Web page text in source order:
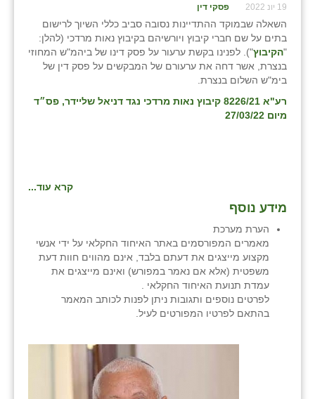
19 יונ 2022 פסקי דין
השאלה שבמוקד ההתדיינות נסובה סביב כללי השיוך לרישום
בתים על שם חברי קיבוץ ויורשיהם בקיבוץ נאות מרדכי (להלן:
"הקיבוץ"). לפנינו בקשת ערעור על פסק דינו של ביהמ"ש המחוזי
בנצרת, אשר דחה את ערעורם של המבקשים על פסק דין של
בימ"ש השלום בנצרת.
רע"א 8226/21 קיבוץ נאות מרדכי נגד דניאל שליידר, פס״ד
מיום 27/03/22
קרא עוד...
מידע נוסף
הערת מערכת
מאמרים המפורסמים באתר האיחוד החקלאי על ידי אנשי
מקצוע מייצגים את דעתם בלבד, אינם מהווים חוות דעת
משפטית (אלא אם נאמר במפורש) ואינם מייצגים את
עמדת תנועת האיחוד החקלאי .
לפרטים נוספים ותגובות ניתן לפנות לכותב המאמר
בהתאם לפרטיו המפורטים לעיל.